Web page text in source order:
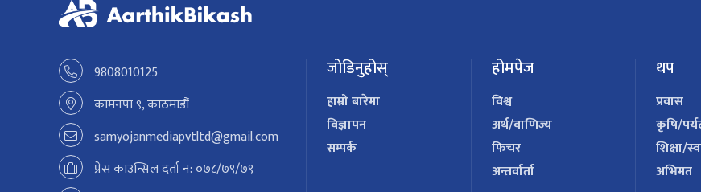
9808010125
कामनपा ९, काठमाडौं
samyojanmediapvtltd@gmail.com
प्रेस काउन्सिल दर्ता न: ०७८/७९/७९
जोडिनुहोस्
हाम्रो बारेमा
विज्ञापन
सम्पर्क
होमपेज
विश्व
अर्थ/वाणिज्य
फिचर
अन्तर्वार्ता
थप
प्रवास
कृषि/
शिक्षा/
अभिमत